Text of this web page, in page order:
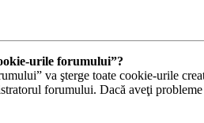
urile forumului”?
va şterge toate cookie-urile
forumului. Dacă aveţi